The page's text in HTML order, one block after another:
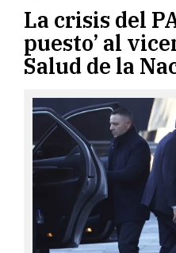
La crisis del
puesto’ al
Salud de la